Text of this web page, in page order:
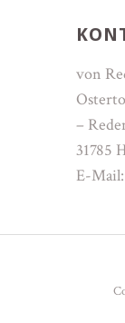
von
–
31785
E-Mail: